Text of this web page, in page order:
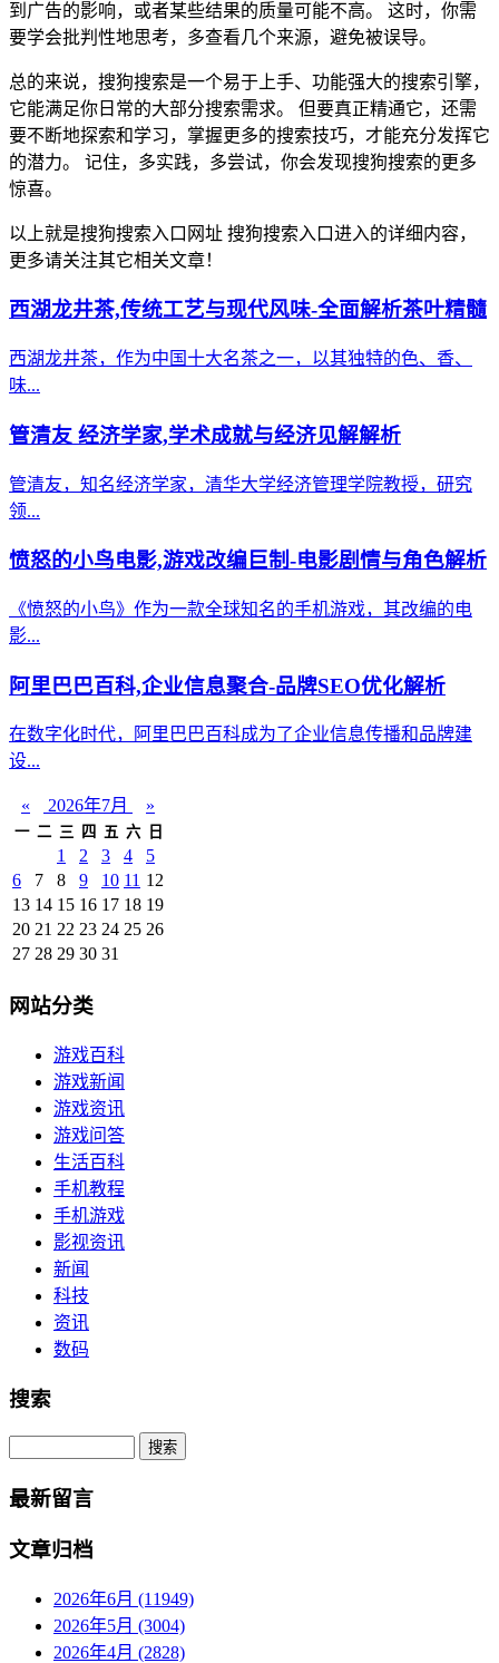
到广告的影响，或者某些结果的质量可能不高。 这时，你需
要学会批判性地思考，多查看几个来源，避免被误导。
总的来说，搜狗搜索是一个易于上手、功能强大的搜索引擎，
它能满足你日常的大部分搜索需求。 但要真正精通它，还需
要不断地探索和学习，掌握更多的搜索技巧，才能充分发挥它
的潜力。 记住，多实践，多尝试，你会发现搜狗搜索的更多
惊喜。
以上就是搜狗搜索入口网址 搜狗搜索入口进入的详细内容，
更多请关注其它相关文章！
西湖龙井茶,传统工艺与现代风味-全面解析茶叶精髓
西湖龙井茶，作为中国十大名茶之一，以其独特的色、香、
味...
管清友 经济学家,学术成就与经济见解解析
管清友，知名经济学家，清华大学经济管理学院教授，研究
领...
愤怒的小鸟电影,游戏改编巨制-电影剧情与角色解析
《愤怒的小鸟》作为一款全球知名的手机游戏，其改编的电
影...
阿里巴巴百科,企业信息聚合-品牌SEO优化解析
在数字化时代，阿里巴巴百科成为了企业信息传播和品牌建
设...
« 2026年7月 »
一 二 三 四 五 六 日
1 2 3 4
5
6
7 8 9 10 11 12
13 14 15 16 17 18 19
20 21 22 23 24 25 26
27 28 29 30 31
网站分类
游戏百科
游戏新闻
游戏资讯
游戏问答
生活百科
手机教程
手机游戏
影视资讯
新闻
科技
资讯
数码
搜索
Search
最新留言
文章归档
2026年6月 (11949)
2026年5月 (3004)
2026年4月 (2828)